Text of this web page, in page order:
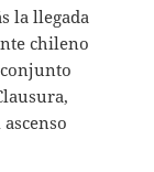
la llegada
chileno